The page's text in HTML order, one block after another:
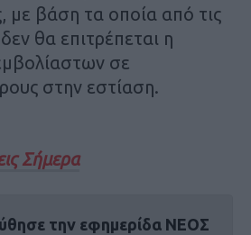
με βάση τα οποία από τις
θα επιτρέπεται η
σε
στην εστίαση.
Σήμερα
την εφημερίδα ΝΕΟΣ